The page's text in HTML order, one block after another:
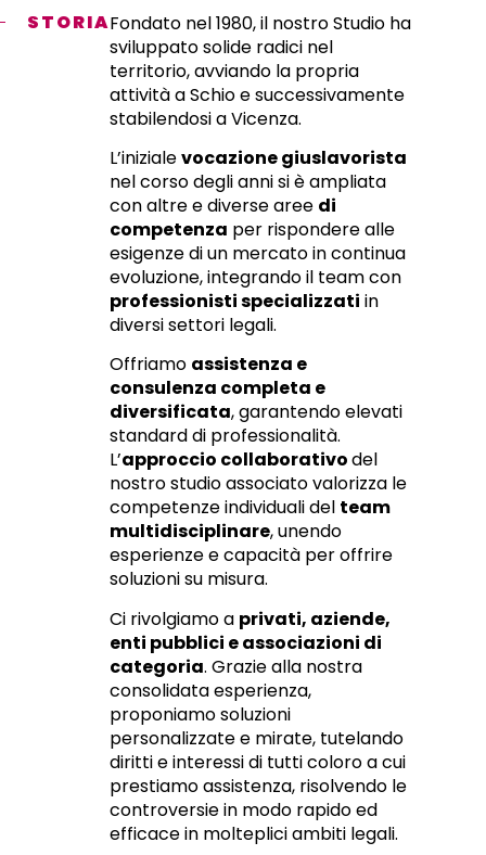
STORIAFondato nel 1980, il nostro Studio ha
sviluppato solide radici nel
territorio, avviando la propria
attività a Schio e successivamente
stabilendosi a Vicenza.
L’inizialevocazione giuslavorista
nel corso degli anni si è ampliata
con altre e diverse aree di
competenza per rispondere alle
esigenze di un mercato in continua
evoluzione, integrando il team con
professionisti specializzati in
diversi settori legali.
Offriamo assistenza e
consulenza completa e
diversificata, garantendo elevati
standard di professionalità.
L’approccio collaborativodel
nostro studio associato valorizza le
competenze individuali del team
multidisciplinare, unendo
esperienze e capacità per offrire
soluzioni su misura.
Ci rivolgiamo a privati, aziende,
enti pubblici e associazioni di
categoria. Grazie alla nostra
consolidata esperienza,
proponiamo soluzioni
personalizzate e mirate, tutelando
diritti e interessi di tutti coloro a cui
prestiamo assistenza, risolvendo le
controversie in modo rapido ed
efficace in molteplici ambiti legali.